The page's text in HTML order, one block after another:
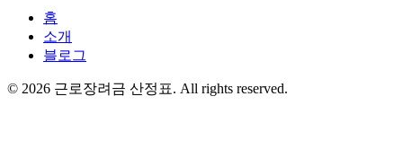
홈
소개
블로그
© 2026 근로장려금 산정표. All rights reserved.